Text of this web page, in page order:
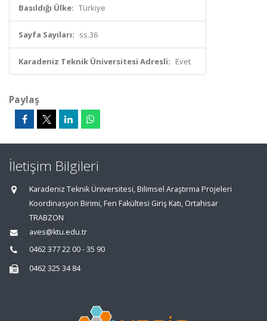
Basıldığı Ülke: Türkiye
Sayfa Sayıları: ss.36
Karadeniz Teknik Üniversitesi Adresli: Evet
Paylaş
İletişim Bilgileri
Karadeniz Teknik Üniversitesi, Bilimsel Araştırma Projeleri
Koordinasyon Birimi, Fen Fakültesi Giriş Katı, Ortahisar
TRABZON
aves@ktu.edu.tr
0462 377 22 00 - 35 90
0462 325 34 84